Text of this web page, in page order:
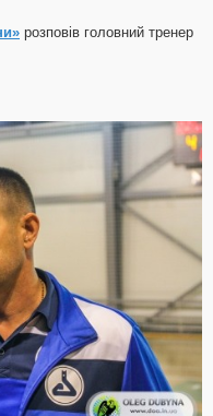
розповів головний тренер